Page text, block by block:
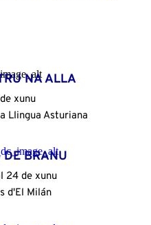
NA ALLA
xunu
Llingua Asturiana
DE BRANU
24 de xunu
d'El Milán